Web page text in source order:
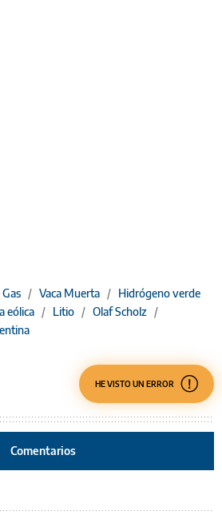
Gas / Vaca Muerta / Hidrógeno verde
eólica / Litio / Olaf Scholz /
HE VISTO UN ERROR
Comentarios